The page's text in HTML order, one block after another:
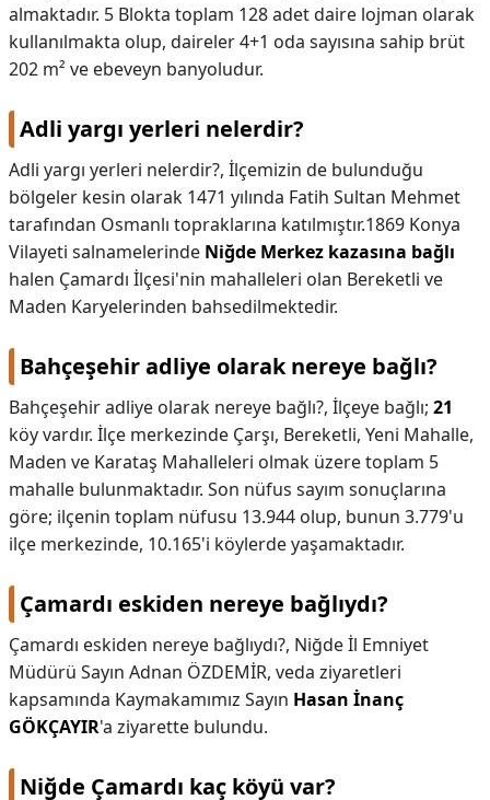
almaktadır. 5 Blokta toplam 128 adet daire lojman olarak
kullanılmakta olup, daireler 4+1 oda sayısına sahip brüt
202 m² ve ebeveyn banyoludur.
Adli yargı yerleri nelerdir?
Adli yargı yerleri nelerdir?, İlçemizin de bulunduğu
bölgeler kesin olarak 1471 yılında Fatih Sultan Mehmet
tarafından Osmanlı topraklarına katılmıştır.1869 Konya
Vilayeti salnamelerinde Niğde Merkez kazasına bağlı
halen Çamardı İlçesi'nin mahalleleri olan Bereketli ve
Maden Karyelerinden bahsedilmektedir.
Bahçeşehir adliye olarak nereye bağlı?
Bahçeşehir adliye olarak nereye bağlı?, İlçeye bağlı; 21
köy vardır. İlçe merkezinde Çarşı, Bereketli, Yeni Mahalle,
Maden ve Karataş Mahalleleri olmak üzere toplam 5
mahalle bulunmaktadır. Son nüfus sayım sonuçlarına
göre; ilçenin toplam nüfusu 13.944 olup, bunun 3.779'u
ilçe merkezinde, 10.165'i köylerde yaşamaktadır.
Çamardı eskiden nereye bağlıydı?
Çamardı eskiden nereye bağlıydı?, Niğde İl Emniyet
Müdürü Sayın Adnan ÖZDEMİR, veda ziyaretleri
kapsamında Kaymakamımız Sayın Hasan İnanç
GÖKÇAYIR'a ziyarette bulundu.
Niğde Çamardı kaç köyü var?